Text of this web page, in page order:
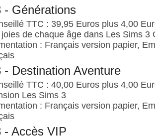
- Générations
TTC : 39,95 Euros plus 4,00
de chaque âge dans Les Sims 3
: Français version papier,
- Destination Aventure
TTC : 40,00 Euros plus 4,00
Les Sims 3
: Français version papier,
- Accès VIP